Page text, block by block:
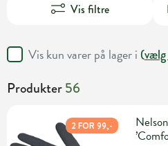
Vis filtre
Vis kun varer på lager i (
Produkter56
2 FOR 99,-